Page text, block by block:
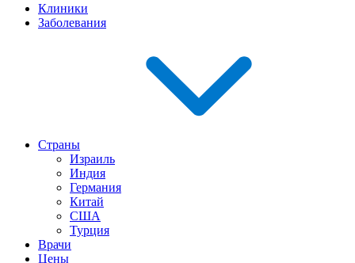
Клиники
Заболевания
Страны
Израиль
Индия
Германия
Китай
США
Турция
Врачи
Цены